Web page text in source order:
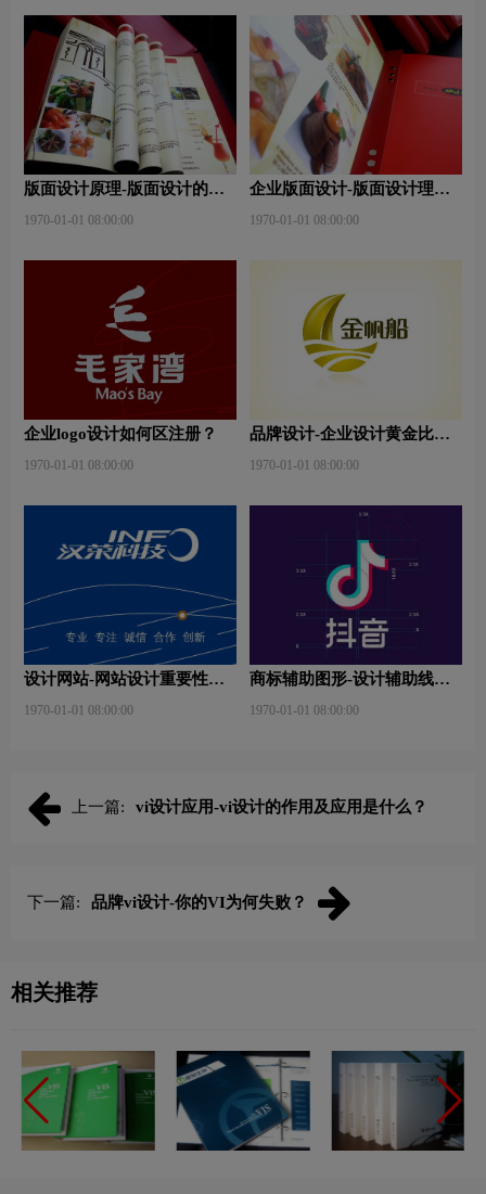
版面设计原理-版面设计的原
1970-01-01 08:00:00
企业版面设计-版面设计理
1970-01-01 08:00:00
企业logo设计如何区注册？
1970-01-01 08:00:00
品牌设计-企业设计黄金比例
1970-01-01 08:00:00
设计网站-网站设计重要性是
1970-01-01 08:00:00
商标辅助图形-设计辅助线是
1970-01-01 08:00:00
上一篇: vi设计应用-vi设计的作用及应用是什么？
下一篇: 品牌vi设计-你的VI为何失败？
相关推荐